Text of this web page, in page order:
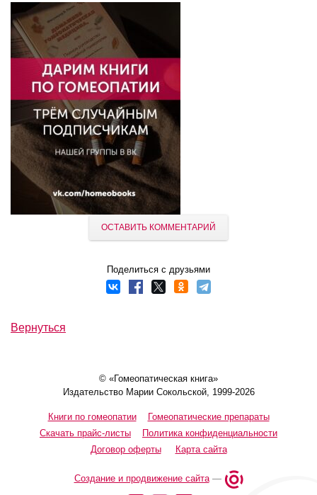
ОСТАВИТЬ КОММЕНТАРИЙ
Поделиться с друзьями
Вернуться
© «Гомеопатическая книга»
Издательство Марии Сокольской, 1999-2026
Книги по гомеопатии
Гомеопатические препараты
Скачать прайс-листы
Политика конфиденциальности
Договор оферты
Карта сайта
Создание и продвижение сайта—